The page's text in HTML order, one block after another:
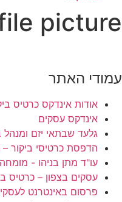
picture
עמודי האתר
אודות אינדקס כרטיס
אינדקס עסקים
גלעד שבתאי יזם
הדפסת כרטיסי ביקור
עו"ד מתן בניהו -
עסקים בצפון – כרטיס
פרסום באינטרנט